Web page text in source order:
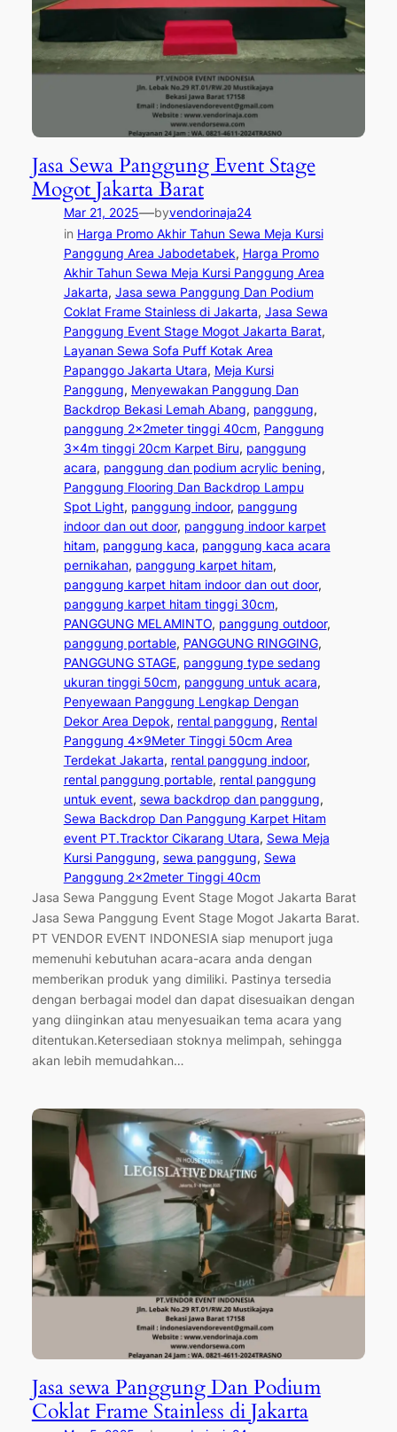
Jasa Sewa Panggung Event Stage
Mogot Jakarta Barat
Mar 21, 2025—byvendorinaja24
in Harga Promo Akhir Tahun Sewa Meja Kursi
Panggung Area Jabodetabek, Harga Promo
Akhir Tahun Sewa Meja Kursi Panggung Area
Jakarta, Jasa sewa Panggung Dan Podium
Coklat Frame Stainless di Jakarta, Jasa Sewa
Panggung Event Stage Mogot Jakarta Barat
Layanan Sewa Sofa Puff Kotak Area
Papanggo Jakarta Utara, Meja Kursi
Panggung, Menyewakan Panggung Dan
Backdrop Bekasi Lemah Abang, panggung
panggung 2x2meter tinggi 40cm, Panggung
3x4m tinggi 20cm Karpet Biru, panggung
acara, panggung dan podium acrylic bening
Panggung Flooring Dan Backdrop Lampu
Spot Light, panggung indoor, panggung
indoor dan out door, panggung indoor karpet
hitam, panggung kaca, panggung kaca acara
pernikahan, panggung karpet hitam
panggung karpet hitam indoor dan out door
panggung karpet hitam tinggi 30cm
PANGGUNG MELAMINTO, panggung outdoor
panggung portable, PANGGUNG RINGGING
PANGGUNG STAGE, panggung type sedang
ukuran tinggi 50cm, panggung untuk acara
Penyewaan Panggung Lengkap Dengan
Dekor Area Depok, rental panggung, Rental
Panggung 4x9Meter Tinggi 50cm Area
Terdekat Jakarta, rental panggung indoor
rental panggung portable, rental panggung
untuk event, sewa backdrop dan panggung
Sewa Backdrop Dan Panggung Karpet Hitam
event PT.Tracktor Cikarang Utara, Sewa Meja
Kursi Panggung, sewa panggung, Sewa
Panggung 2x2meter Tinggi 40cm
Jasa Sewa Panggung Event Stage Mogot Jakarta Barat
Jasa Sewa Panggung Event Stage Mogot Jakarta Barat.
PT VENDOR EVENT INDONESIA siap menuport juga
memenuhi kebutuhan acara-acara anda dengan
memberikan produk yang dimiliki. Pastinya tersedia
dengan berbagai model dan dapat disesuaikan dengan
yang diinginkan atau menyesuaikan tema acara yang
ditentukan.Ketersediaan stoknya melimpah, sehingga
akan lebih memudahkan…
Jasa sewa Panggung Dan Podium
Coklat Frame Stainless di Jakarta